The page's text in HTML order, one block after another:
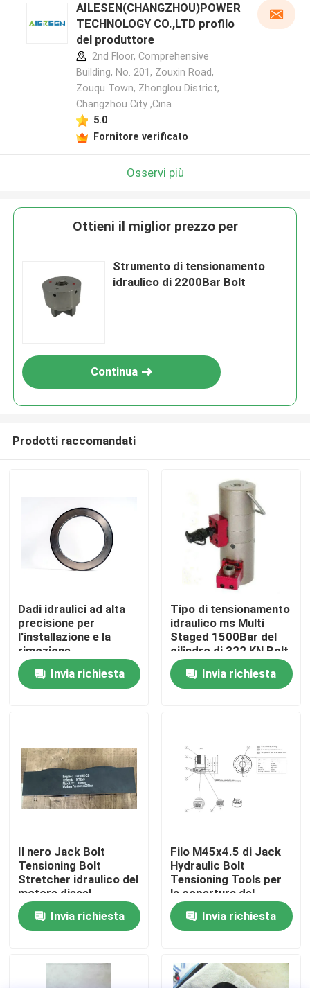
Prodotti
Video
Visita alla fabbrica
Controllo della qualità
Notizie
Chiedi un preventivo
AILESEN(CHANGZHOU)POWER
TECHNOLOGY CO.,LTD profilo
del produttore
2nd Floor, Comprehensive
Building, No. 201, Zouxin Road,
Zouqu Town, Zhonglou District,
Changzhou City ,Cina
5.0
Fornitore verificato
Osservi più
Ottieni il miglior prezzo per
Strumento di tensionamento
idraulico di 2200Bar Bolt
Continua
Prodotti raccomandati
Dadi idraulici ad alta
precisione per
l'installazione e la
rimozione
Invia richiesta
Tipo di tensionamento
idraulico ms Multi
Staged 1500Bar del
cilindro di 322 KN Bolt
degli strumenti
Invia richiesta
Il nero Jack Bolt
Tensioning Bolt
Stretcher idraulico del
motore diesel
Invia richiesta
Filo M45x4.5 di Jack
Hydraulic Bolt
Tensioning Tools per
la copertura del
cilindro di S50mcc
Invia richiesta